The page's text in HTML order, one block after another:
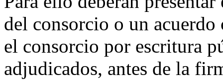
del consorcio o un
el consorcio por escritura
adjudicados, antes de la